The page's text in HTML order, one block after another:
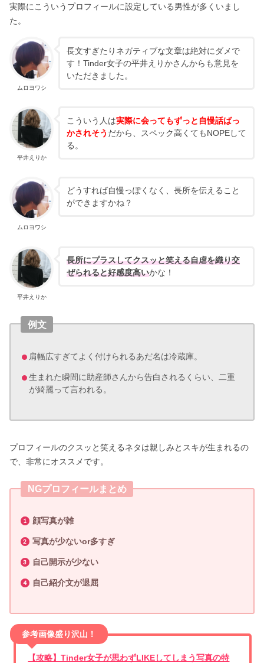
実際にこういうプロフィールに設定している男性が多くいまし
た。
ムロヨワシ
長文すぎたりネガティブな文章は絶対にダメで
す！Tinder女子の平井えりかさんからも意見を
いただきました。
平井えりか
こういう人は実際に会ってもずっと自慢話ばっ
かされそう だから、スペック高くてもNOPEして
る。
ムロヨワシ
どうすれば自慢っぽくなく、長所を伝えること
ができますかね？
平井えりか
長所にプラスしてクスッと笑える自虐を織り交
ぜられると好感度高いかな！
例文
肩幅広すぎてよく付けられるあだ名は冷蔵庫。
生まれた瞬間に助産師さんから告白されるくらい、二重
が綺麗って言われる。
プロフィールのクスッと笑えるネタは親しみとスキが生まれるの
で、非常にオススメです。
NGプロフィールまとめ
顔写真が雑
写真が少ないor多すぎ
自己開示が少ない
自己紹介文が退屈
参考画像盛り沢山！
【攻略】Tinder女子が思わずLIKEしてしまう写真の特